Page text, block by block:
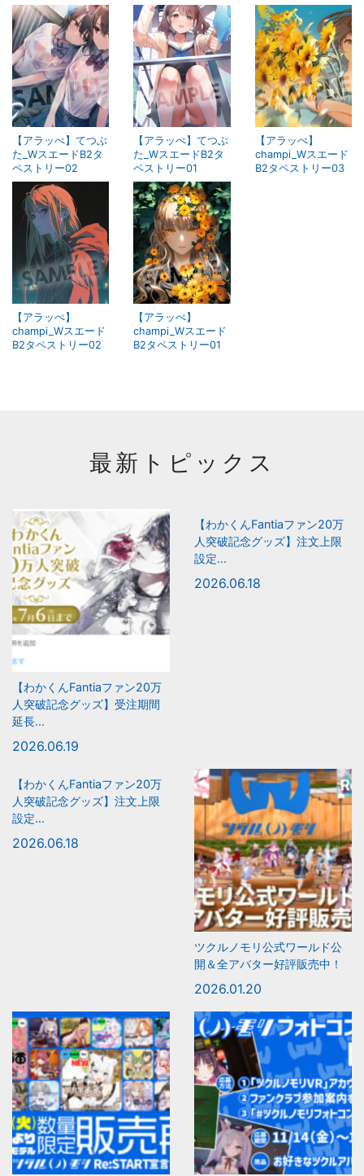
【アラッぺ】てつぶ
た_WスエードB2タ
ペストリー02
【アラッぺ】てつぶ
た_WスエードB2タ
ペストリー01
【アラッぺ】
champi_Wスエード
B2タペストリー03
【アラッぺ】
champi_Wスエード
B2タペストリー02
【アラッぺ】
champi_Wスエード
B2タペストリー01
最新トピックス
【わかくんFantiaファン20万
人突破記念グッズ】受注期間
延長...
2026.06.19
【わかくんFantiaファン20万
人突破記念グッズ】注文上限
設定...
2026.06.18
【わかくんFantiaファン20万
人突破記念グッズ】注文上限
設定...
2026.06.18
ツクルノモリ公式ワールド公
開＆全アバター好評販売中！
2026.01.20